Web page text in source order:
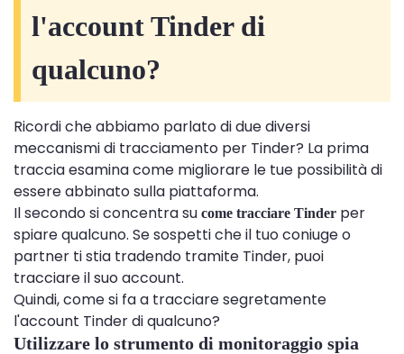
l'account Tinder di
qualcuno?
Ricordi che abbiamo parlato di due diversi
meccanismi di tracciamento per Tinder? La prima
traccia esamina come migliorare le tue possibilità di
essere abbinato sulla piattaforma.
Il secondo si concentra su come tracciare Tinder per
spiare qualcuno. Se sospetti che il tuo coniuge o
partner ti stia tradendo tramite Tinder, puoi
tracciare il suo account.
Quindi, come si fa a tracciare segretamente
l'account Tinder di qualcuno?
Utilizzare lo strumento di monitoraggio spia